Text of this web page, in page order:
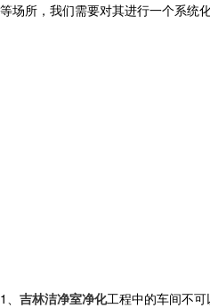
等场所，我们需要对其进行一个系统
1、 吉林洁净室净化工程中的车间不